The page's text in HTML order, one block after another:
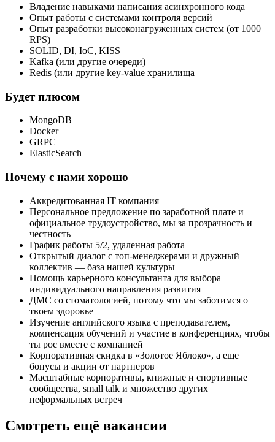
Владение навыками написания асинхронного кода
Опыт работы с системами контроля версий
Опыт разработки высоконагруженных систем (от 1000
RPS)
SOLID, DI, IoC, KISS
Kafka (или другие очереди)
Redis (или другие key-value хранилища
Будет плюсом
MongoDB
Docker
GRPC
ElasticSearch
Почему с нами хорошо
Аккредитованная IT компания
Персональное предложение по заработной плате и
официальное трудоустройство, мы за прозрачность и
честность
График работы 5/2, удаленная работа
Открытый диалог с топ-менеджерами и дружный
коллектив — база нашей культуры
Помощь карьерного консультанта для выбора
индивидуального направления развития
ДМС со стоматологией, потому что мы заботимся о
твоем здоровье
Изучение английского языка с преподавателем,
компенсация обучений и участие в конференциях, чтобы
ты рос вместе с компанией
Корпоративная скидка в «‎Золотое Яблоко», а еще
бонусы и акции от партнеров
Масштабные корпоративы, книжные и спортивные
сообщества, small talk и множество других
неформальных встреч
Смотреть ещё вакансии